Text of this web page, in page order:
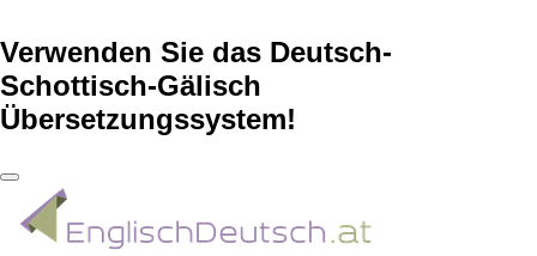
Verwenden Sie das Deutsch-
Schottisch-Gälisch
Übersetzungssystem!